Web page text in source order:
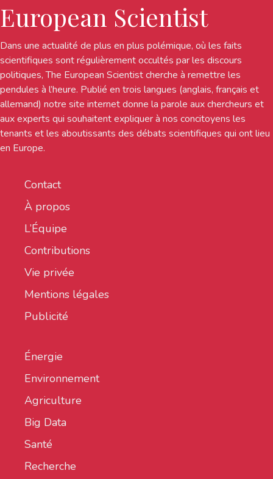
European Scientist
Dans une actualité de plus en plus polémique, où les faits
scientifiques sont régulièrement occultés par les discours
politiques, The European Scientist cherche à remettre les
pendules à l’heure. Publié en trois langues (anglais, français et
allemand) notre site internet donne la parole aux chercheurs et
aux experts qui souhaitent expliquer à nos concitoyens les
tenants et les aboutissants des débats scientifiques qui ont lieu
en Europe.
Contact
À propos
L’Équipe
Contributions
Vie privée
Mentions légales
Publicité
Énergie
Environnement
Agriculture
Big Data
Santé
Recherche